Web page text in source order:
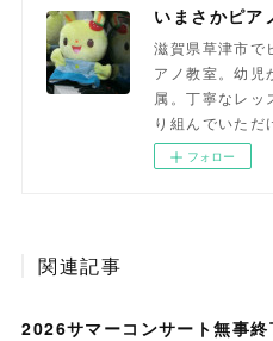
滋賀県草津市で
アノ教室。幼児
属。丁寧なレッ
り組んでいただ
フォロー
関連記事